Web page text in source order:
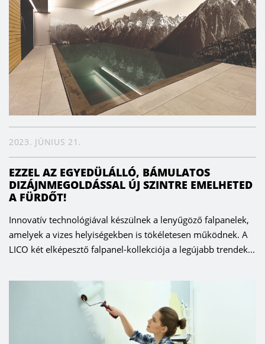
2023. JÚNIUS 21.
EZZEL AZ EGYEDÜLÁLLÓ, BÁMULATOS
DIZÁJNMEGOLDÁSSAL ÚJ SZINTRE EMELHETED
A FÜRDŐT!
Innovatív technológiával készülnek a lenyűgöző falpanelek,
amelyek a vizes helyiségekben is tökéletesen működnek. A
LICO két elképesztő falpanel-kollekciója a legújabb trendek...